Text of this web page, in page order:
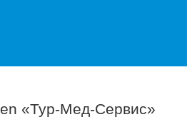
«Тур-Мед-Сервис»